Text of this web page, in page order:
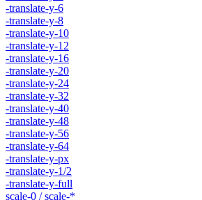
-translate-y-6
-translate-y-8
-translate-y-10
-translate-y-12
-translate-y-16
-translate-y-20
-translate-y-24
-translate-y-32
-translate-y-40
-translate-y-48
-translate-y-56
-translate-y-64
-translate-y-px
-translate-y-1/2
-translate-y-full
scale-0 / scale-*